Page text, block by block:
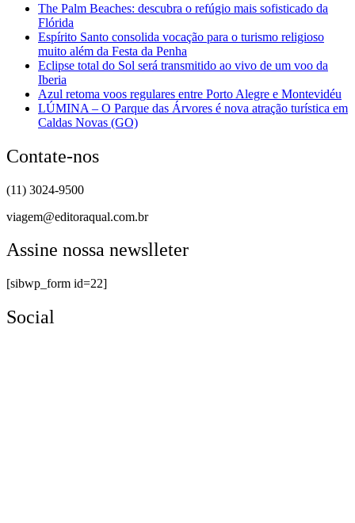
The Palm Beaches: descubra o refúgio mais sofisticado da
Flórida
Espírito Santo consolida vocação para o turismo religioso
muito além da Festa da Penha
Eclipse total do Sol será transmitido ao vivo de um voo da
Iberia
Azul retoma voos regulares entre Porto Alegre e Montevidéu
LÚMINA – O Parque das Árvores é nova atração turística em
Caldas Novas (GO)
Contate-nos
(11) 3024-9500
viagem@editoraqual.com.br
Assine nossa newslleter
[sibwp_form id=22]
Social